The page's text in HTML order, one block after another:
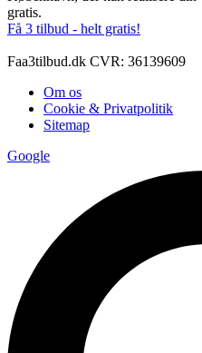
gratis.
Få 3 tilbud - helt gratis!
Faa3tilbud.dk CVR: 36139609
Om os
Cookie & Privatpolitik
Sitemap
Google